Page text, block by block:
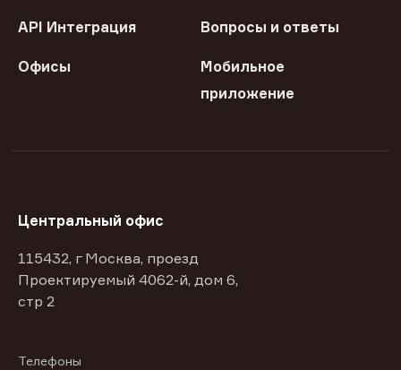
API Интеграция Вопросы и ответы
Офисы
Мобильное
приложение
Центральный офис
115432, г Москва, проезд
Проектируемый 4062-й, дом 6,
стр 2
Телефоны